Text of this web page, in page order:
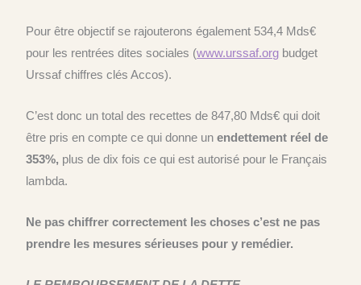
Pour être objectif se rajouterons également 534,4 Mds€
pour les rentrées dites sociales (www.urssaf.org budget
Urssaf chiffres clés Accos).
C’est donc un total des recettes de 847,80 Mds€ qui doit
être pris en compte ce qui donne unendettement réel de
353%, plus de dix fois ce qui est autorisé pour le Français
lambda.
Ne pas chiffrer correctement les choses c’est ne pas
prendre les mesures sérieuses pour y remédier.